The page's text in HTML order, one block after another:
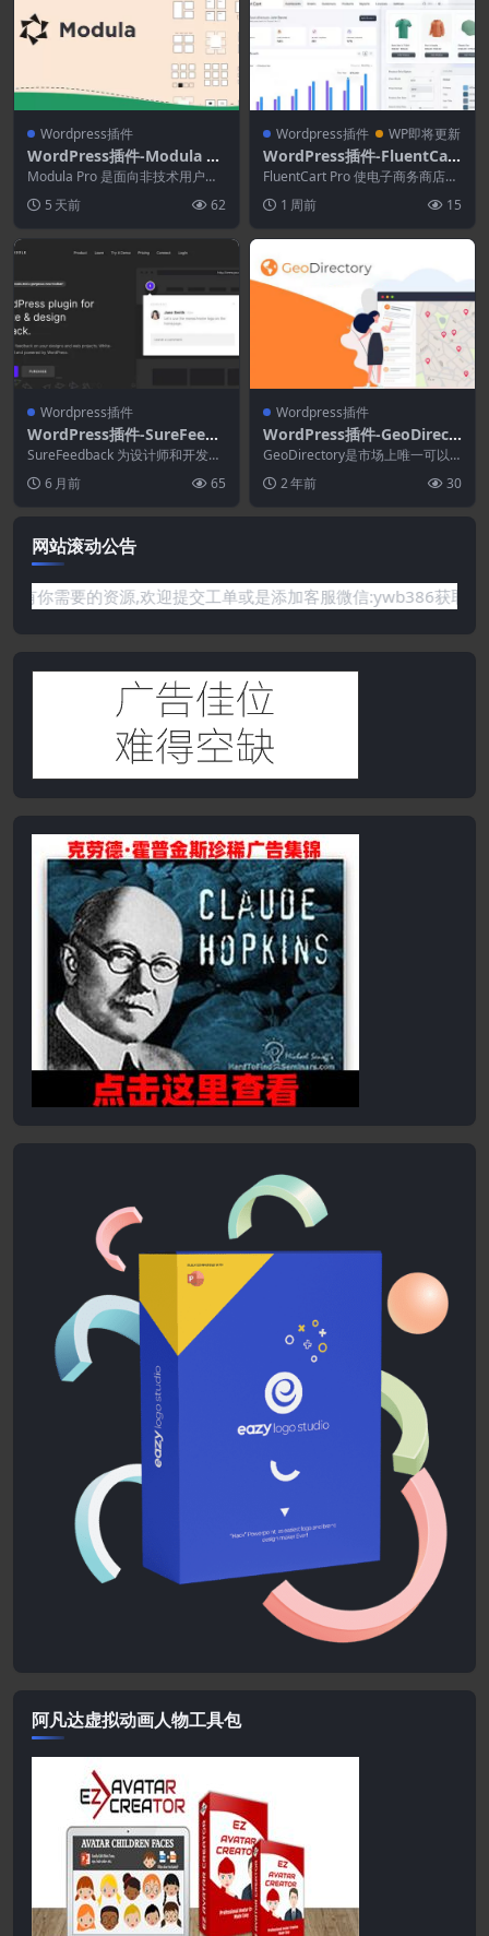
Wordpress插件
WordPress插件-Modula Pr
o 2.10.18–WordPress Galle
ry插件
Modula Pro 是面向非技术用户的
5 天前 62
Wordpress插件 WP即将更新
WordPress插件-FluentCart
Pro 1.6.0–WordPress开启
电子商务新时代
FluentCart Pro 使电子商务商店、
自己...1 周前 15
Wordpress插件
WordPress插件-SureFeedb
ack 4.9.1–与团队和客户更好
地协作
SureFeedback 为设计师和开发人
和设计反...
6 月前 65
Wordpress插件
WordPress插件-GeoDirect
ory 2.3.8-WordPress目录插
件
GeoDirectory是市场上唯一可以
来的流量冲...
2 年前 30
网站滚动公告
要的资源,欢迎提交工单或是添加客服微信:ywb386获取帮助！
阿凡达虚拟动画人物工具包